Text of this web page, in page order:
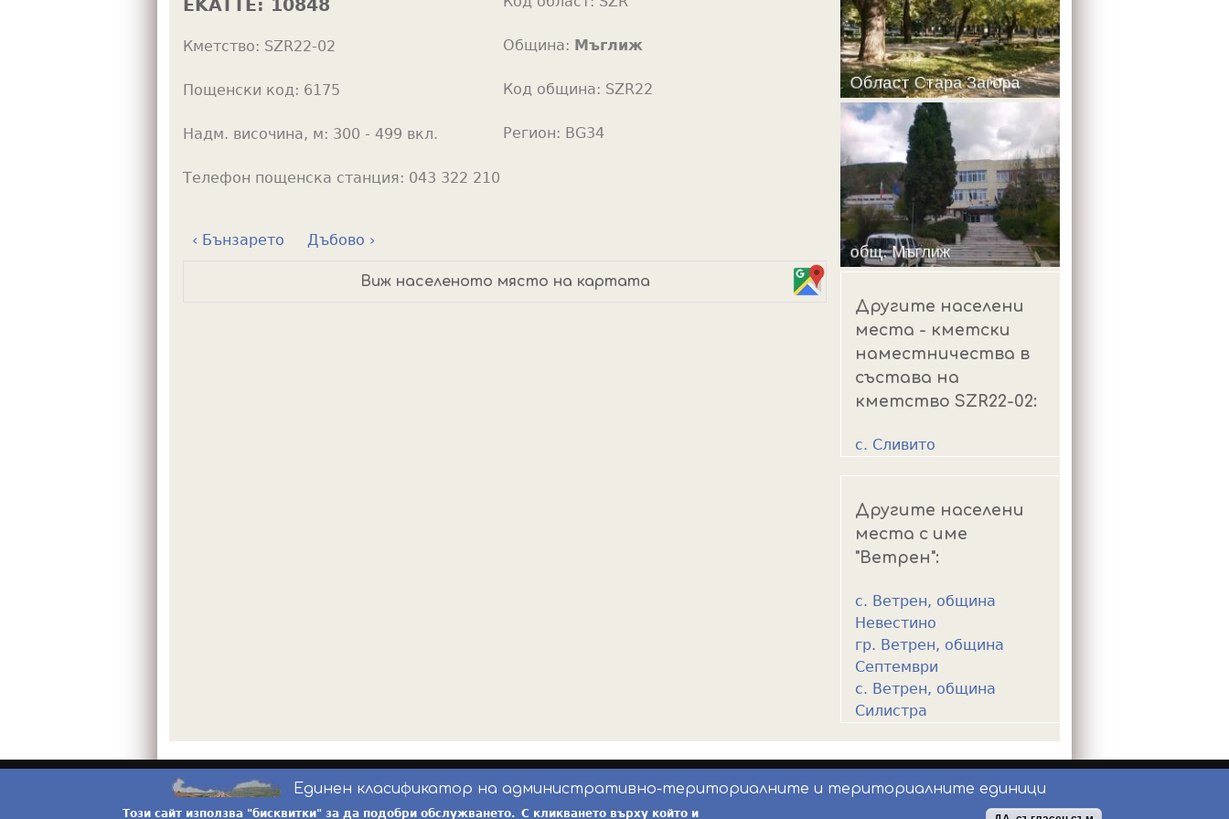
EKATTE: 10848
Кметство: SZR22-02
Пощенски код: 6175
Надм. височина, м: 300 - 499 вкл.
Община: Мъглиж
Код община: SZR22
Регион: BG34
Телефон пощенска станция: 043 322 210
‹ Бънзарето Дъбово ›
Виж населеното място на картата
Другите населени
места - кметски
наместничества в
състава на
кметство SZR22-02:
с. Сливито
Другите населени
места с име
"Ветрен":
с. Ветрен, община
Невестино
гр. Ветрен, община
Септември
с. Ветрен, община
Силистра
Единен класификатор на административно-териториалните и териториалните единици
инж. Бойчо Добрев -ekatte.com
Този сайт използва "бисквитки" за да подобри обслужването. С кликването върху който и